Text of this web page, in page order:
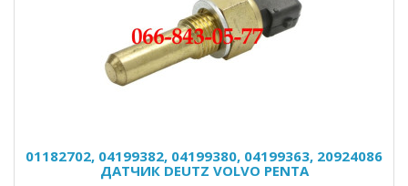
01182702, 04199382, 04199380, 04199363, 20924086
ДАТЧИК DEUTZ VOLVO PENTA